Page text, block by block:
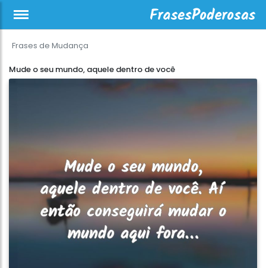
Frases de Mudança
Mude o seu mundo, aquele dentro de você